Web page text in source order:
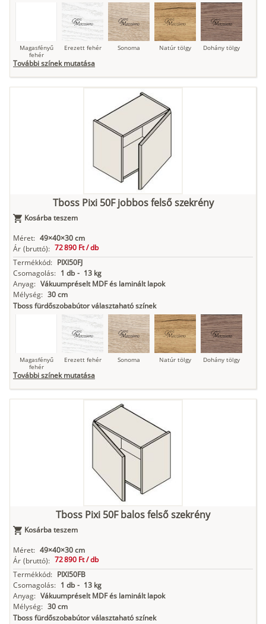
Magasfényű
fehér
Erezett fehér Sonoma Natúr tölgy Dohány tölgy
Loft beton
Szupermatt
fehér
Kőszürke Füstös zöld
Antracit Matt fekete
További színek mutatása
Tboss Pixi 50F jobbos felső szekrény
Kosárba teszem
Méret: 49×40×30 cm
Ár (bruttó): 72 890 Ft /db
Termékkód: PIXI50FJ
Csomagolás: 1 db - 13 kg
Anyag: Vákuumpréselt MDF és laminált lapok
Mélység: 30 cm
Tboss fürdőszobabútor választaható színek
Magasfényű
fehér
Erezett fehér Sonoma Natúr tölgy Dohány tölgy
Grafit fa Loft beton
Füstös zöld
Antracit Matt fekete
További színek mutatása
Tboss Pixi 50F balos felső szekrény
Kosárba teszem
Méret: 49×40×30 cm
Ár (bruttó): 72 890 Ft /db
Termékkód: PIXI50FB
Csomagolás: 1 db - 13 kg
Anyag: Vákuumpréselt MDF és laminált lapok
Mélység: 30 cm
Tboss fürdőszobabútor választaható színek